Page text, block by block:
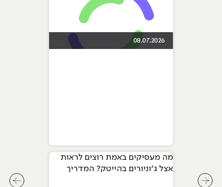
08.07.2026
מה מעסיקים באמת רוצים לראות
אצל ג׳וניורים בהייטק? המדריך